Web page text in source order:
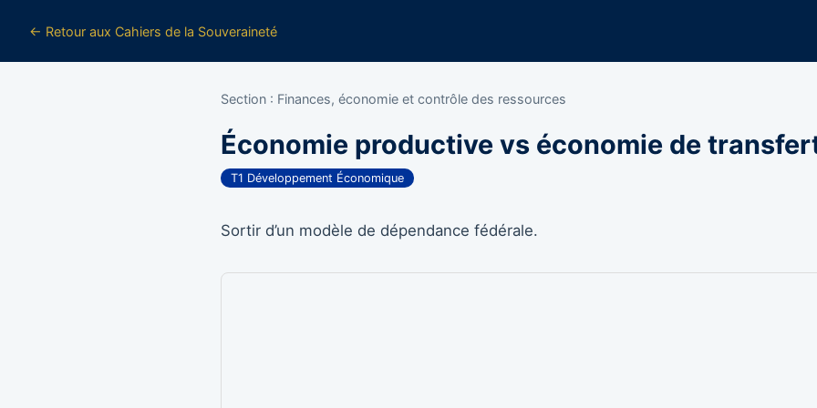
← Retour aux Cahiers de la Souveraineté
Section : Finances, économie et contrôle des ressources
Économie productive vs économie de
T1 Développement Économique
Sortir d’un modèle de dépendance fédérale.